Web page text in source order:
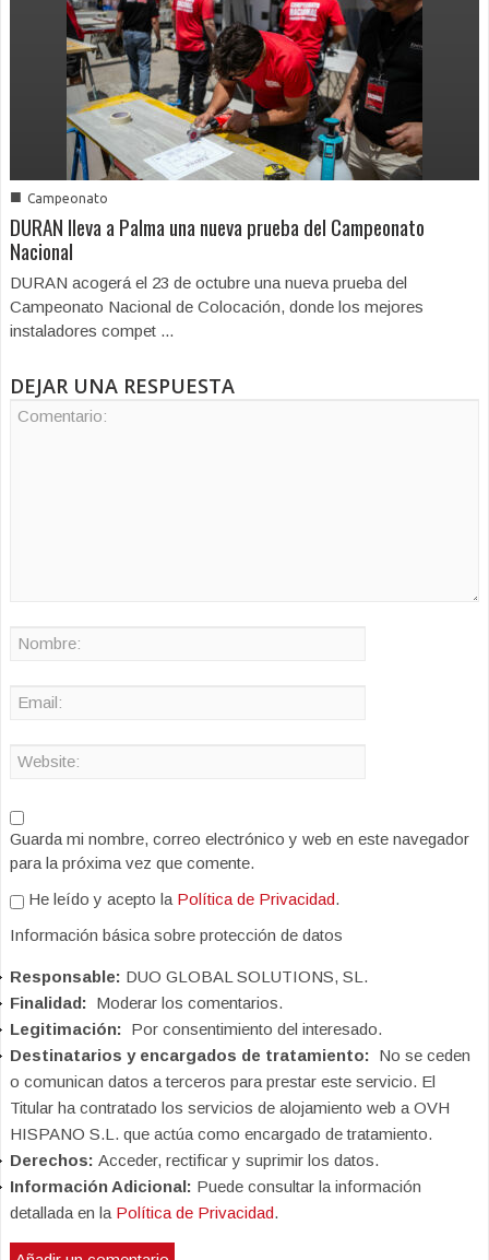
■ Campeonato
DURAN lleva a Palma una nueva prueba del Campeonato
Nacional
DURAN acogerá el 23 de octubre una nueva prueba del
Campeonato Nacional de Colocación, donde los mejores
instaladores compet ...
DEJAR UNA RESPUESTA
Guarda mi nombre, correo electrónico y web en este navegador
para la próxima vez que comente.
He leído y acepto la Política de Privacidad.
Información básica sobre protección de datos
Responsable: DUO GLOBAL SOLUTIONS, SL.
Finalidad: Moderar los comentarios.
Legitimación: Por consentimiento del interesado.
Destinatarios y encargados de tratamiento: No se ceden
o comunican datos a terceros para prestar este servicio. El
Titular ha contratado los servicios de alojamiento web a OVH
HISPANO S.L. que actúa como encargado de tratamiento.
Derechos: Acceder, rectificar y suprimir los datos.
Información Adicional: Puede consultar la información
detallada en la Política de Privacidad.